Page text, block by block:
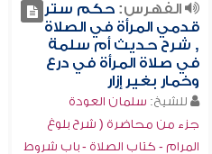
الفهرس:حكم ستر
قدمي المرأة في الصلاة
, شرح حديث أم سلمة
في صلاة المرأة في درع
وخمار بغير إزار
للشيخ: سلمان العودة
جزء من محاضرة ( شرح بلوغ
المرام - كتاب الصلاة - باب شروط